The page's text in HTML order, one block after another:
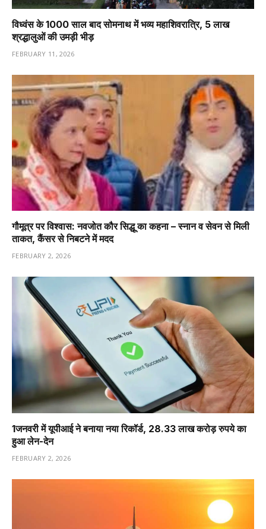
विध्वंस के 1000 साल बाद सोमनाथ में भव्य महाशिवरात्रि, 5 लाख
श्रद्धालुओं की उमड़ी भीड़
FEBRUARY 11, 2026
गौमूत्र पर विश्वास: नवजोत कौर सिद्धू का कहना – स्नान व सेवन से मिली
ताकत, कैंसर से निबटने में मदद
FEBRUARY 2, 2026
1️जनवरी में यूपीआई ने बनाया नया रिकॉर्ड, 28.33 लाख करोड़ रुपये का
हुआ लेन-देन
FEBRUARY 2, 2026